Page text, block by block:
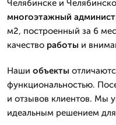
Челябинске и
многоэтажный
м2, построенный за 6
качество работы и
Наши объекты
функциональностью.
и отзывов клиентов. Мы
идеальным решением